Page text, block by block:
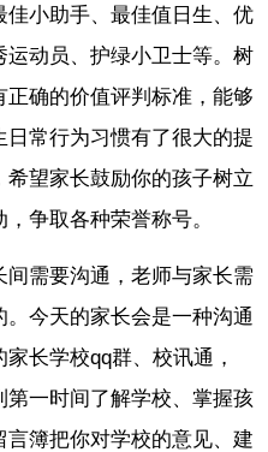
小助手、最佳值日生、优
动员、护绿小卫士等。树
确的价值评判标准，能够
常行为习惯有了很大的提
望家长鼓励你的孩子树立
争取各种荣誉称号。
间需要沟通，老师与家长需
今天的家长会是一种沟通
长学校qq群、校讯通，
一时间了解学校、掌握孩
簿把你对学校的意见、建